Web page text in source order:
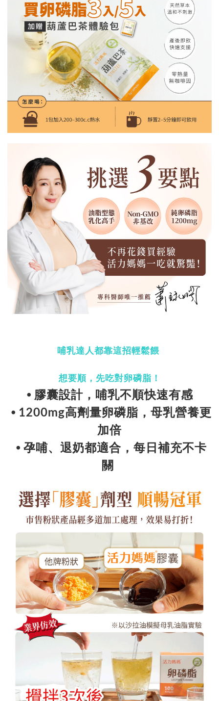
哺乳達人都靠這招輕鬆餵
想要順，先吃對卵磷脂！
⦁ 膠囊設計，哺乳不順快速有感
⦁ 1200mg高劑量卵磷脂，母乳營養更
加倍
⦁ 孕哺、退奶都適合，每日補充不卡
關